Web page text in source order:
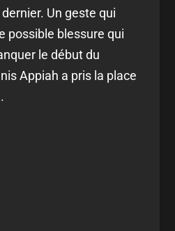
dernier. Un geste qui
possible blessure qui
le début du
Appiah a pris la place